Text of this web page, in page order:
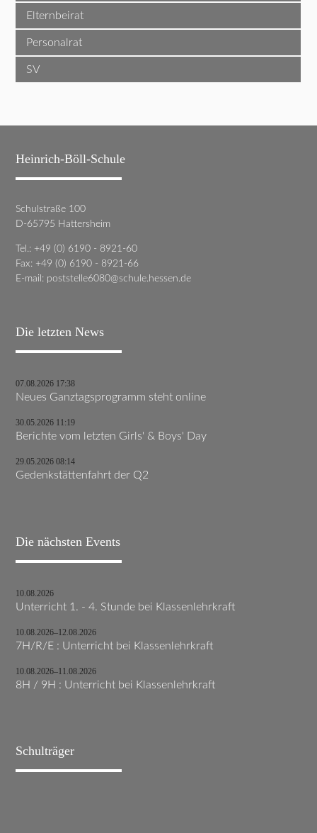
Elternbeirat
Personalrat
SV
Heinrich-Böll-Schule
Schulstraße 100
D-65795 Hattersheim
Tel.: +49 (0) 6190 - 8921-60
Fax: +49 (0) 6190 - 8921-66
E-mail: poststelle6080@schule.hessen.de
Die letzten News
07.08.2026 17:38
Neues Ganztagsprogramm steht online
30.05.2026 11:19
Berichte vom letzten Girls' & Boys' Day
29.05.2026 08:14
Gedenkstättenfahrt der Q2
Die nächsten Events
10.08.2026
Unterricht 1. - 4. Stunde bei Klassenlehrkraft
10.08.2026–12.08.2026
7H/R/E : Unterricht bei Klassenlehrkraft
10.08.2026–11.08.2026
8H / 9H : Unterricht bei Klassenlehrkraft
Schulträger